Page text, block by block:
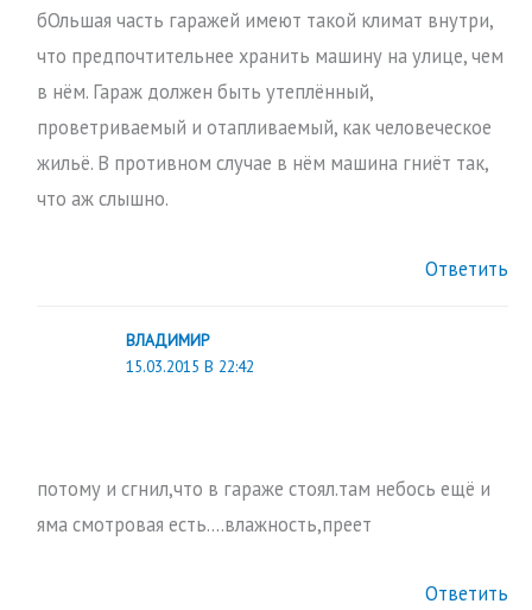
бОльшая часть гаражей имеют такой климат внутри,
что предпочтительнее хранить машину на улице, чем
в нём. Гараж должен быть утеплённый,
проветриваемый и отапливаемый, как человеческое
жильё. В противном случае в нём машина гниёт так,
что аж слышно.
Ответить
ВЛАДИМИР
15.03.2015 В 22:42
потому и сгнил,что в гараже стоял.там небось ещё и
яма смотровая есть….влажность,преет
Ответить